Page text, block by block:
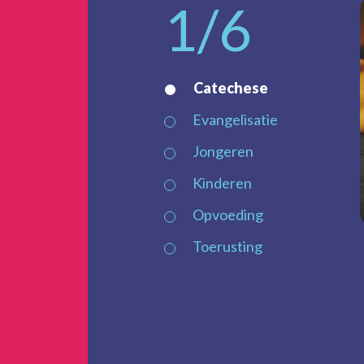
1/6
Catechese
Evangelisatie
Jongeren
Kinderen
Opvoeding
Toerusting